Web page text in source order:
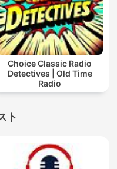
Choice Classic Radio
Detectives | Old Time
Radio
ト